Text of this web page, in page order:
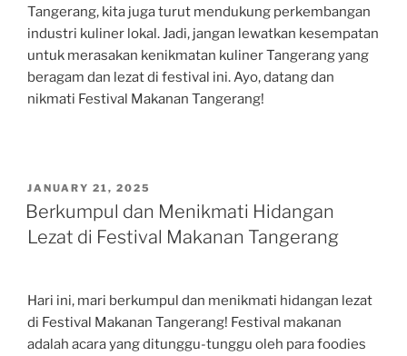
Tangerang, kita juga turut mendukung perkembangan
industri kuliner lokal. Jadi, jangan lewatkan kesempatan
untuk merasakan kenikmatan kuliner Tangerang yang
beragam dan lezat di festival ini. Ayo, datang dan
nikmati Festival Makanan Tangerang!
POSTED
ON
JANUARY 21, 2025
Berkumpul dan Menikmati Hidangan
Lezat di Festival Makanan Tangerang
Hari ini, mari berkumpul dan menikmati hidangan lezat
di Festival Makanan Tangerang! Festival makanan
adalah acara yang ditunggu-tunggu oleh para foodies